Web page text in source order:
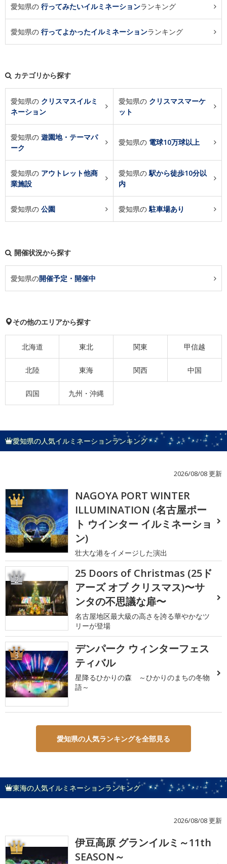
愛知県の 行ってみたいイルミネーションランキング
愛知県の 行ってよかったイルミネーションランキング
カテゴリから探す
愛知県の クリスマスイルミ
ネーション
愛知県の クリスマスマーケ
ット
愛知県の 遊園地・テーマパ
ーク
愛知県の 電球10万球以上
愛知県の アウトレット他商
業施設
愛知県の駅から徒歩10分以
内
愛知県の 公園 愛知県の駐車場あり
開催状況から探す
愛知県の開催予定・開催中
その他のエリアから探す
北海道 東北 関東 甲信越
北陸 東海 関西 中国
四国 九州・沖縄
愛知県の人気イルミネーションランキング
2026/08/08 更新
1
NAGOYA PORT WINTER
ILLUMINATION (名古屋ポー
ト ウインター イルミネーショ
ン)
壮大な港をイメージした演出
2
25 Doors of Christmas (25ド
アーズ オブ クリスマス)〜サ
ンタの不思議な扉〜
名古屋地区最大級の高さを誇る華やかなツ
リーが登場
3
デンパーク ウィンターフェス
ティバル
星降るひかりの森 ～ひかりのまちの冬物
語～
愛知県の人気ランキングを全部見る
東海の人気イルミネーションランキング
2026/08/08 更新
1
伊豆高原 グランイルミ～11th
SEASON～